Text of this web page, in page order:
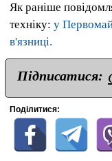
Як раніше
техніку: у
в'язниці.
Підписатися:
Поділитися: